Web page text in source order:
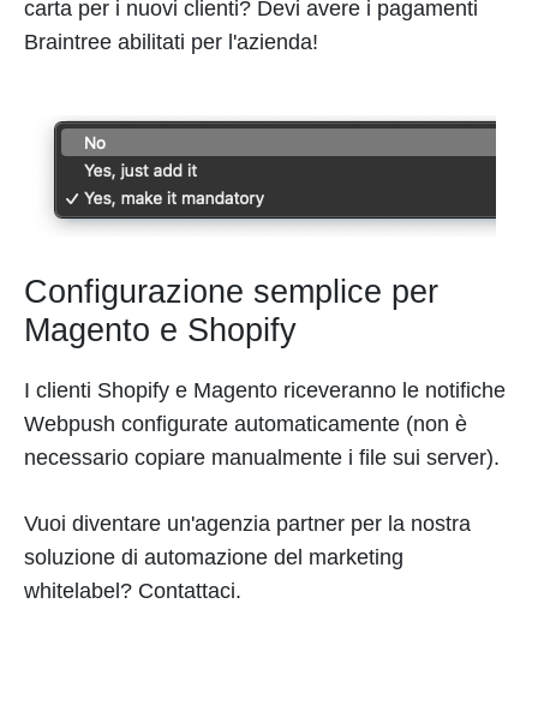
carta per i nuovi clienti? Devi avere i pagamenti
Braintree abilitati per l'azienda!
Configurazione semplice per
Magento e Shopify
I clienti Shopify e Magento riceveranno le notifiche
Webpush configurate automaticamente (non è
necessario copiare manualmente i file sui server).
Vuoi diventare un'agenzia partner per la nostra
soluzione di automazione del marketing
whitelabel? Contattaci.